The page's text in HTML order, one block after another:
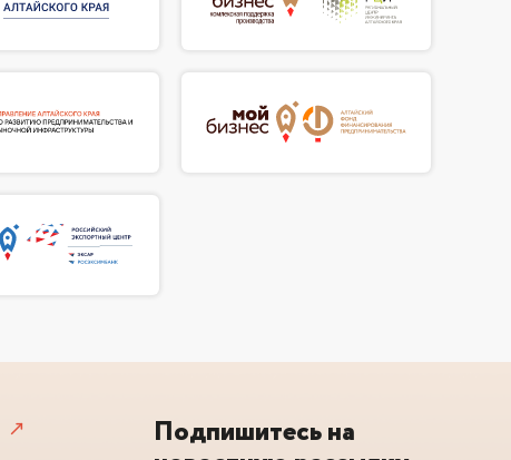
Подпишитесь на